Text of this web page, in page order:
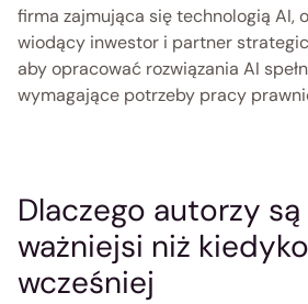
firma zajmująca się technologią AI,
wiodący inwestor i partner
aby opracować rozwiązania AI
wymagające potrzeby pracy
Dlaczego autorzy
ważniejsi niż
wcześniej